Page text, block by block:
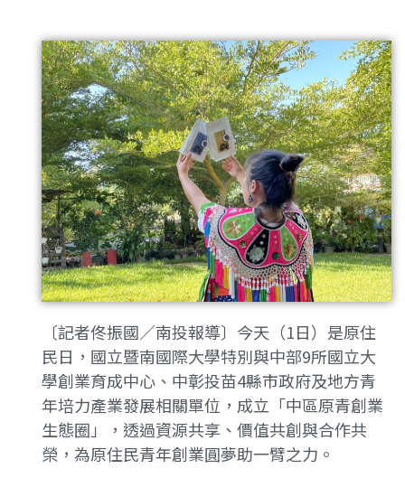
〔記者佟振國／南投報導〕今天（1日）是原住
民日，國立暨南國際大學特別與中部9所國立大
學創業育成中心、中彰投苗4縣市政府及地方青
年培力產業發展相關單位，成立「中區原青創業
生態圈」，透過資源共享、價值共創與合作共
榮，為原住民青年創業圓夢助一臂之力。